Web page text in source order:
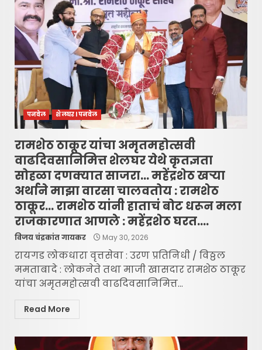
पनवेल शेलघर l पनवेल
रामशेठ ठाकूर यांचा अमृतमहोत्सवी
वाढदिवसानिमित्त शेलघर येथे कृतज्ञता
सोहळा दणक्यात साजरा… महेंद्रशेठ खऱ्या
अर्थाने माझा वारसा चालवतोय : रामशेठ
ठाकूर… रामशेठ यांनी हाताचं बोट धरून मला
राजकारणात आणले : महेंद्रशेठ घरत….
विजय चंद्रकांत गायकर May 30, 2026
रायगड लोकधारा वृत्तसेवा : उरण प्रतिनिधी / विठ्ठल
ममताबादे : लोकनेते तथा माजी खासदार रामशेठ ठाकूर
यांचा अमृतमहोत्सवी वाढदिवसानिमित्त...
Read More